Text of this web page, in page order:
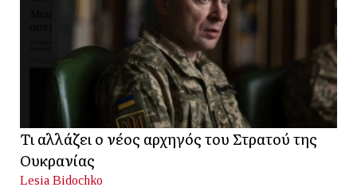
Τι αλλάζει ο νέος αρχηγός του Στρατού της
Ουκρανίας
Lesia Bidochko